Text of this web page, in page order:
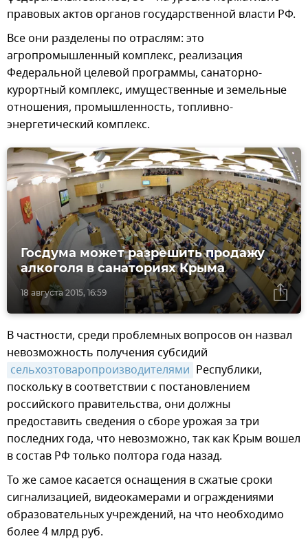
правовых актов органов государственной власти РФ.
Все они разделены по отраслям: это
агропромышленный комплекс, реализация
Федеральной целевой программы, санаторно-
курортный комплекс, имущественные и земельные
отношения, промышленность, топливно-
энергетический комплекс.
18 августа 2015, 16:59
Госдума может разрешить продажу
алкоголя в санаториях Крыма
В частности, среди проблемных вопросов он назвал
невозможность получения субсидий
сельхозтоваропроизводителями Республики,
поскольку в соответствии с постановлением
российского правительства, они должны
предоставить сведения о сборе урожая за три
последних года, что невозможно, так как Крым вошел
в состав РФ только полтора года назад.
То же самое касается оснащения в сжатые сроки
сигнализацией, видеокамерами и ограждениями
образовательных учреждений, на что необходимо
более 4 млрд руб.